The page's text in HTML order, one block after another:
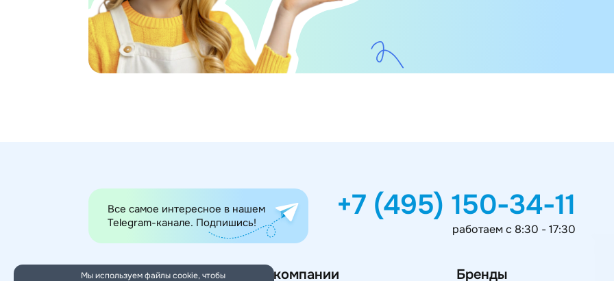
Все самое интересное в нашем
Telegram-канале. Подпишись!
+7 (495) 150-34-11
работаем с 8:30 - 17:30
Категории товаров О компании Бренды
Мы используем файлы cookie, чтобы